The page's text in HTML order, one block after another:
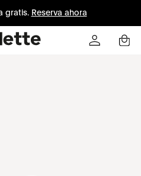
gratis. Reserva ahora